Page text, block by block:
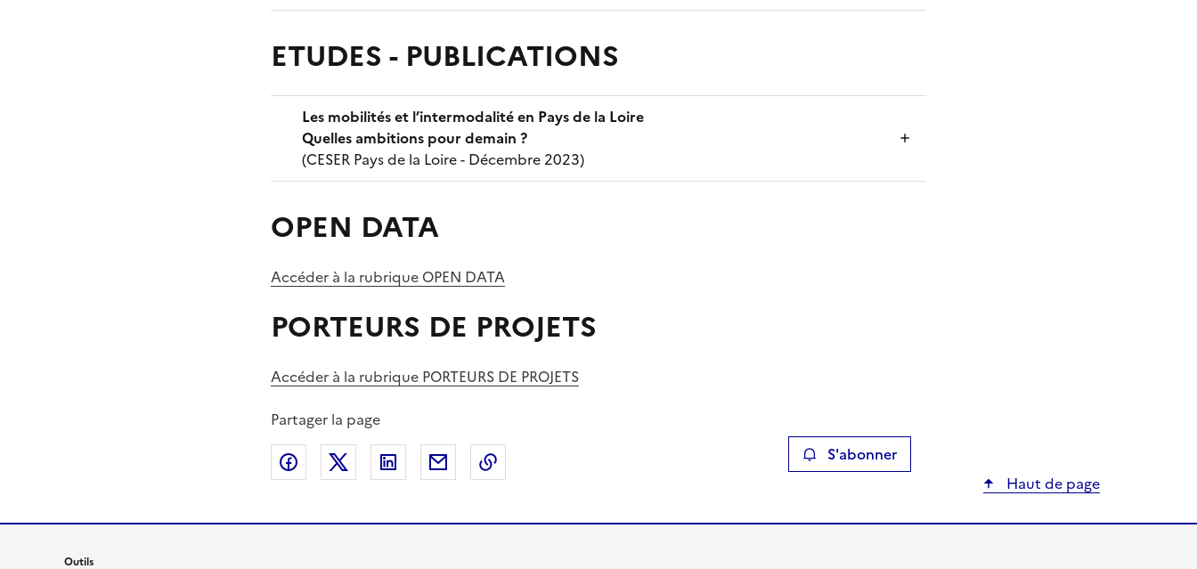
ETUDES - PUBLICATIONS
Les mobilités et l’intermodalité en Pays de la Loire
Quelles ambitions pour demain ?
(CESER Pays de la Loire - Décembre 2023)
OPEN DATA
Accéder à la rubrique OPEN DATA
PORTEURS DE PROJETS
Accéder à la rubrique PORTEURS DE PROJETS
Partager la page
Partager sur Facebook
Partager sur XPartager sur LinkedIn
Partager par emailCopier le lien de la page dans le presse-papier S'abonner
Haut de page
Outils